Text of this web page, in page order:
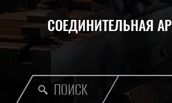
ПОИСК
СОЕДИНИТЕЛЬНАЯ